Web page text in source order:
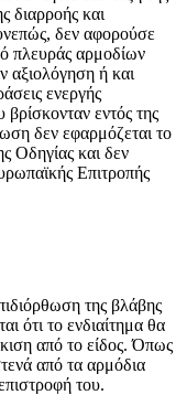
διαρροής και
δεν αφορούσε
πλευράς αρμοδίων
αξιολόγηση ή και
ενεργής
εντός της
δεν εφαρμόζεται το
Οδηγίας και δεν
Επιτροπής
της βλάβης
ότι το ενδιαίτημα θα
από το είδος. Όπως
από τα αρμόδια
του.